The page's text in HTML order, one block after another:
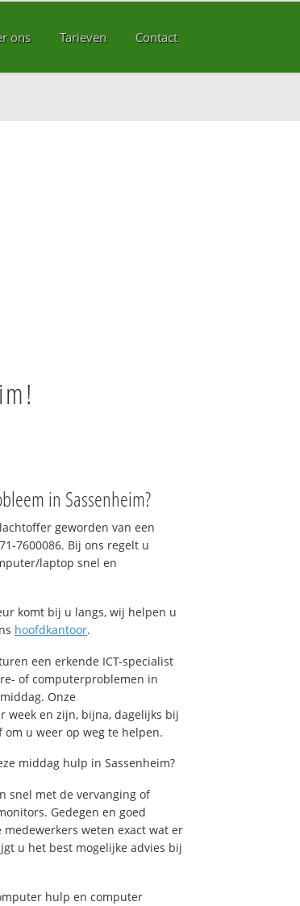
ons Tarieven Contact
in Sassenheim?
geworden van een
7600086. Bij ons regelt u
laptop snel en
komt bij u langs, wij helpen u
hoofdkantoor.
een erkende ICT-specialist
of computerproblemen in
Onze
week en zijn, bijna, dagelijks bij
u weer op weg te helpen.
middag hulp in Sassenheim?
snel met de vervanging of
Gedegen en goed
weten exact wat er
u het best mogelijke advies bij
hulp en computer